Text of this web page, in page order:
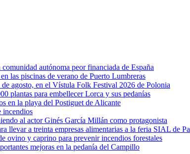
autónoma peor financiada de España
las piscinas de verano de Puerto Lumbreras
agosto, en el Vístula Folk Festival 2026 de Polonia
plantas para embellecer Lorca y sus pedanías
en la playa del Postiguet de Alicante
incendios
al actor Ginés García Millán como protagonista
llevar a treinta empresas alimentarias a la feria SIAL de
ovino y caprino para prevenir incendios forestales
mejoras en la pedanía del Campillo